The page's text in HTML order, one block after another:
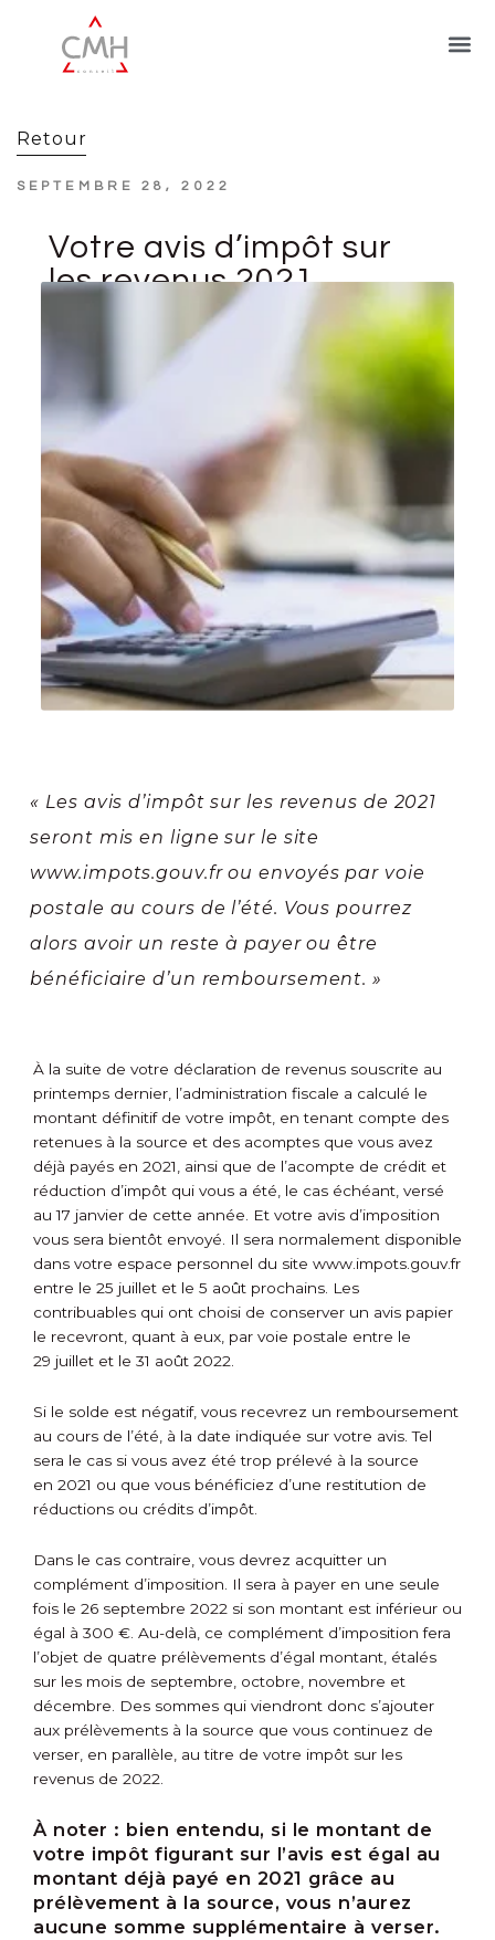
Retour
SEPTEMBRE 28, 2022
Votre avis d’impôt sur
les revenus 2021
prochainement
disponible
« Les avis d’impôt sur les revenus de 2021
seront mis en ligne sur le site
www.impots.gouv.fr ou envoyés par voie
postale au cours de l’été. Vous pourrez
alors avoir un reste à payer ou être
bénéficiaire d’un remboursement. »
À la suite de votre déclaration de revenus souscrite au
printemps dernier, l’administration fiscale a calculé le
montant définitif de votre impôt, en tenant compte des
retenues à la source et des acomptes que vous avez
déjà payés en 2021, ainsi que de l’acompte de crédit et
réduction d’impôt qui vous a été, le cas échéant, versé
au 17 janvier de cette année. Et votre avis d’imposition
vous sera bientôt envoyé. Il sera normalement disponible
dans votre espace personnel du site www.impots.gouv.fr
entre le 25 juillet et le 5 août prochains. Les
contribuables qui ont choisi de conserver un avis papier
le recevront, quant à eux, par voie postale entre le
29 juillet et le 31 août 2022.
Si le solde est négatif, vous recevrez un remboursement
au cours de l’été, à la date indiquée sur votre avis. Tel
sera le cas si vous avez été trop prélevé à la source
en 2021 ou que vous bénéficiez d’une restitution de
réductions ou crédits d’impôt.
Dans le cas contraire, vous devrez acquitter un
complément d’imposition. Il sera à payer en une seule
fois le 26 septembre 2022 si son montant est inférieur ou
égal à 300 €. Au-delà, ce complément d’imposition fera
l’objet de quatre prélèvements d’égal montant, étalés
sur les mois de septembre, octobre, novembre et
décembre. Des sommes qui viendront donc s’ajouter
aux prélèvements à la source que vous continuez de
verser, en parallèle, au titre de votre impôt sur les
revenus de 2022.
À noter : bien entendu, si le montant de
votre impôt figurant sur l’avis est égal au
montant déjà payé en 2021 grâce au
prélèvement à la source, vous n’aurez
aucune somme supplémentaire à verser.